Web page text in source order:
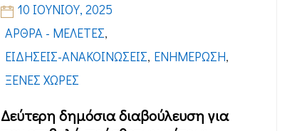
10 ΙΟΥΝΊΟΥ, 2025
ΆΡΘΡΑ - ΜΕΛΈΤΕΣ,
ΕΙΔΉΣΕΙΣ-ΑΝΑΚΟΙΝΏΣΕΙΣ, ΕΝΗΜΈΡΩΣΗ,
ΞΈΝΕΣ ΧΏΡΕΣ
Δεύτερη δημόσια διαβούλευση για